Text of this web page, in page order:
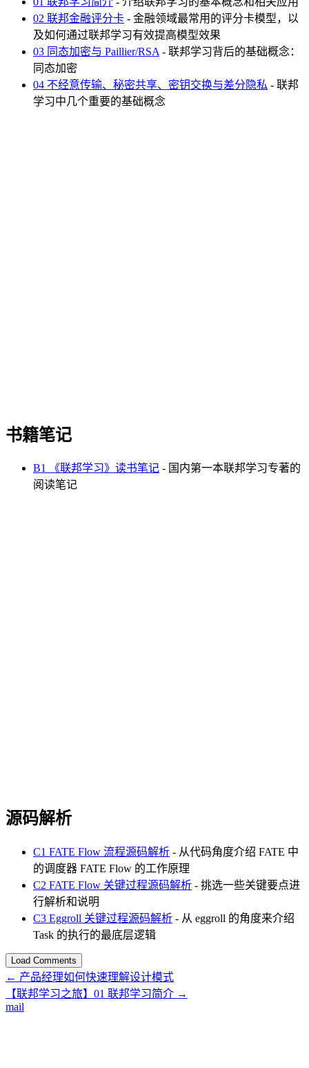
02 联邦金融评分卡 - 金融领域最常用的评分卡模型，以
及如何通过联邦学习有效提高模型效果
03 同态加密与 Paillier/RSA - 联邦学习背后的基础概念：
同态加密
04 不经意传输、秘密共享、密钥交换与差分隐私 - 联邦
学习中几个重要的基础概念
书籍笔记
B1 《联邦学习》读书笔记 - 国内第一本联邦学习专著的
阅读笔记
源码解析
C1 FATE Flow 流程源码解析 - 从代码角度介绍 FATE 中
的调度器 FATE Flow 的工作原理
C2 FATE Flow 关键过程源码解析 - 挑选一些关键要点进
行解析和说明
C3 Eggroll 关键过程源码解析 - 从 eggroll 的角度来介绍
Task 的执行的最底层逻辑
Load Comments
← 产品经理如何快速理解设计模式
【联邦学习之旅】01 联邦学习简介 →
mail